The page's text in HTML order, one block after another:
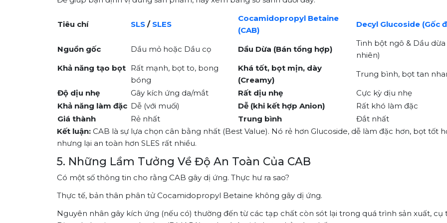
Tiêu chí SLS / SLES
Cocamidopropyl Betaine
(CAB)
Decyl Glucoside (Gốc
Nguồn gốc Dầu mỏ hoặc Dầu cọ Dầu Dừa (Bán tổng hợp)
Tinh bột ngô & Dầu dừa
nhiên)
Khả năng tạo bọt Rất mạnh, bọt to, bong
bóng
Khá tốt, bọt mịn, dày
(Creamy)
Trung bình, bọt tan
Độ dịu nhẹ
Gây kích ứng da/mắt Rất dịu nhẹ
Cực kỳ dịu nhẹ
Khả năng làm đặc Dễ (với muối) Dễ (khi kết hợp Anion)
Rất khó làm đặc
Giá thành
Rẻ nhất Trung bình
Đắt nhất
Kết luận: CAB là sự lựa chọn cân bằng nhất (Best Value). Nó rẻ hơn Glucoside, dễ làm đặc hơn, bọt tốt
nhưng lại an toàn hơn SLES rất nhiều.
5. Những Lầm Tưởng Về Độ An Toàn Của CAB
Có một số thông tin cho rằng CAB gây dị ứng. Thực hư ra sao?
Thực tế, bản thân phân tử Cocamidopropyl Betaine không gây dị ứng.
Nguyên nhân gây kích ứng (nếu có) thường đến từ các tạp chất còn sót lại trong quá trình sản xuất, cụ